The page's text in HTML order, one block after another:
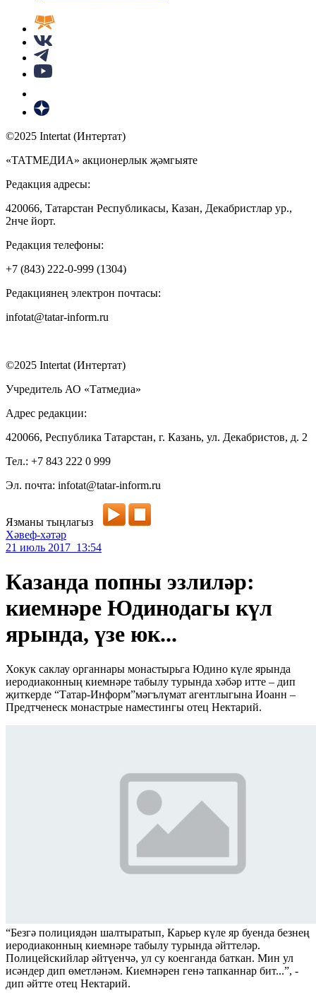
©2025 Intertat (Интертат)
«ТАТМЕДИА» акционерлык җәмгыяте
Редакция адресы:
420066, Татарстан Республикасы, Казан, Декабристлар ур.,
2нче йорт.
Редакция телефоны:
+7 (843) 222-0-999 (1304)
Редакциянең электрон почтасы:
infotat@tatar-inform.ru
©2025 Intertat (Интертат)
Учредитель АО «Татмедиа»
Адрес редакции:
420066, Республика Татарстан, г. Казань, ул. Декабристов, д. 2
Тел.: +7 843 222 0 999
Эл. почта: infotat@tatar-inform.ru
Язманы тыңлагыз
Хәвеф-хәтәр
21 июль 2017 13:54
Казанда попны эзлиләр:
киемнәре Юдинодагы күл
ярында, үзе юк...
Хокук саклау органнары монастырьга Юдино күле ярында
иеродиаконның киемнәре табылу турында хәбәр итте – дип
җиткерде “Татар-Информ”мәгълүмат агентлыгына Иоанн –
Предтченеск монастрые наместингы отец Нектарий.
“Безгә полициядән шалтыратып, Карьер күле яр буенда безнең
иеродиаконның киемнәре табылу турында әйттеләр.
Полицейскийлар әйтүенчә, ул су коенганда баткан. Мин ул
исәндер дип өметләнәм. Киемнәрен генә тапканнар бит...”, -
дип әйтте отец Нектарий.